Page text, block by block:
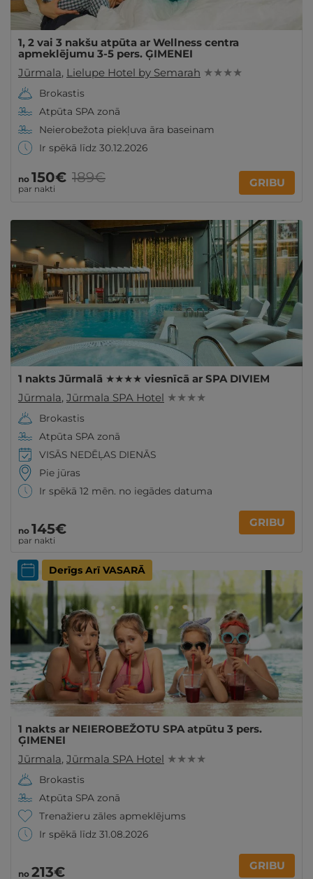
1, 2 vai 3 nakšu atpūta ar Wellness centra
apmeklējumu 3-5 pers. ĢIMENEI
Jūrmala, Lielupe Hotel by Semarah ★ ★ ★ ★
Brokastis
Atpūta SPA zonā
Neierobežota piekļuva āra baseinam
Ir spēkā līdz 30.12.2026
no 150€
par nakti
189€ GRIBU
1 nakts Jūrmalā ★★★★ viesnīcā ar SPA DIVIEM
Jūrmala, Jūrmala SPA Hotel ★ ★ ★ ★
Brokastis
Atpūta SPA zonā
VISĀS NEDĒĻAS DIENĀS
Pie jūras
Ir spēkā 12 mēn. no iegādes datuma
no 145€
par nakti
GRIBU
Derīgs Arī VASARĀ
1 nakts ar NEIEROBEŽOTU SPA atpūtu 3 pers.
ĢIMENEI
Jūrmala, Jūrmala SPA Hotel ★ ★ ★ ★
Brokastis
Atpūta SPA zonā
Trenažieru zāles apmeklējums
Ir spēkā līdz 31.08.2026
no 213€ GRIBU